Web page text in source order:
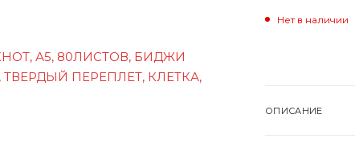
Нет в наличии
ОПИСАНИЕ